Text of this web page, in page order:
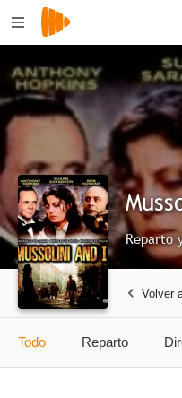
Reparto
Volver
Todo Reparto